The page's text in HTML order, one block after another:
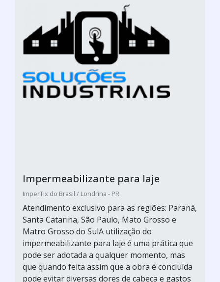
Impermeabilizante para laje
ImperTix do Brasil / Londrina - PR
Atendimento exclusivo para as regiões: Paraná,
Santa Catarina, São Paulo, Mato Grosso e
Matro Grosso do SulA utilização do
impermeabilizante para laje é uma prática que
pode ser adotada a qualquer momento, mas
que quando feita assim que a obra é concluída
pode evitar diversas dores de cabeça e gastos